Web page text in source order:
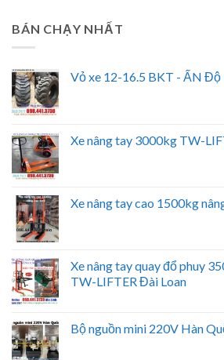
BÁN CHẠY NHẤT
Vỏ xe 12-16.5 BKT - ẤN Độ
Xe nâng tay 3000kg TW-
Xe nâng tay cao 1500kg
Xe nâng tay quay đổ phuy
TW-LIFTER Đài Loan
Bộ nguồn mini 220V Hàn